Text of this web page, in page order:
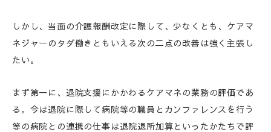
しかし、当面の介護報酬改定に際して、少なくとも、ケアマ
ネジャーのタダ働きともいえる次の二点の改善は強く主張し
たい。
まず第一に、退院支援にかかわるケアマネの業務の評価であ
る。今は退院に際して病院等の職員とカンファレンスを行う
等の病院との連携の仕事は退院退所加算といったかたちで評